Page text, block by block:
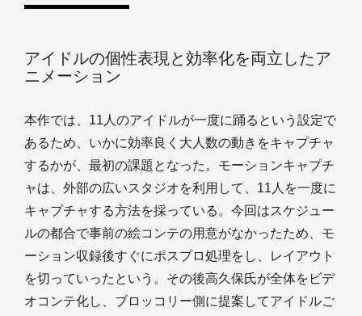
アイドルの個性表現と効率化を両立したア
ニメーション
本作では、11人のアイドルが一度に踊るという設定で
あるため、いかに効率良く大人数の動きをキャプチャ
するかが、最初の課題となった。モーションキャプチ
ャは、外部の広いスタジオを利用して、11人を一度に
キャプチャする方法を採っている。今回はスケジュー
ルの都合で事前の絵コンテの用意がなかったため、モ
ーション収録後すぐにポスプロ処理をし、レイアウト
を切っていったという。その後高久保氏が全体をビデ
オコンテ化し、ブロッコリー側に提案してアイドルご